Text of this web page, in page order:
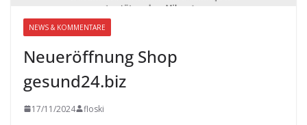
NEWS & KOMMENTARE
Neueröffnung Shop
gesund24.biz
17/11/2024 floski